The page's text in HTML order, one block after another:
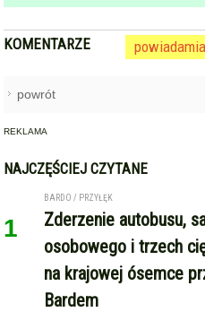
KOMENTARZE
powrót
REKLAMA
NAJCZĘŚCIEJ CZYTANE
1
BARDO / PRZYŁĘK
Zderzenie autobusu,
osobowego i trzech
na krajowej ósemce
Bardem